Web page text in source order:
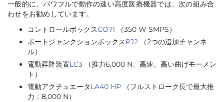
一般的に、パワフルで動作の速い高度医療機器では、次の組み合
わせをお勧めしています。
コントロールボックスCO71
（350 W SMPS）
ポートジャンクションボックスPJ2
（2つの追加チャンネ
ル）
電動昇降装置LC3
（推力6,000 N、高速、高い曲げモーメン
ト）
電動アクチュエータLA40 HP
（フルストローク長で最大推
力：8,000 N）